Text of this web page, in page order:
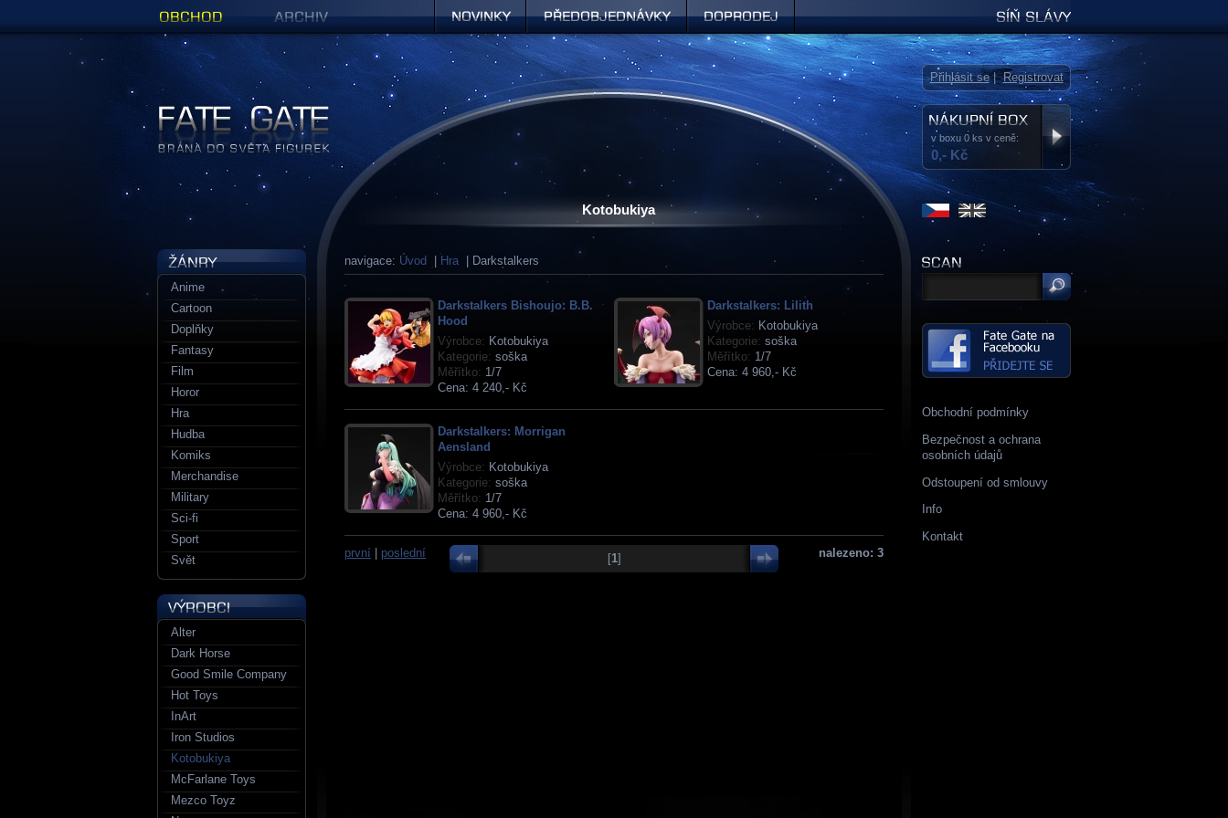
Kotobukiya
navigace: Úvod Hra | Darkstalkers
Darkstalkers Bishoujo: B.B.
Hood
Výrobce: Kotobukiya
Kategorie: soška
Měřítko: 1/7
Cena: 4 240,- Kč
Darkstalkers: Lilith
Výrobce: Kotobukiya
Kategorie: soška
Měřítko: 1/7
Cena: 4 960,- Kč
Darkstalkers: Morrigan
Aensland
Výrobce: Kotobukiya
Kategorie: soška
Měřítko: 1/7
Cena: 4 960,- Kč
první poslední nalezeno: 3
[1]
Obchodní podmínky
Bezpečnost a ochrana
osobních údajů
Odstoupení od smlouvy
Info
Kontakt
Anime
Cartoon
Doplňky
Fantasy
Film
Horor
Hra
Hudba
Komiks
Merchandise
Military
Sci-fi
Sport
Svět
Alter
Dark Horse
Good Smile Company
Hot Toys
InArt
Iron Studios
Kotobukiya
McFarlane Toys
Mezco Toyz
Figurky a sošky | Fate Gate
v boxu 0 ks v ceně:
0,- Kč
Přihlásit se|Registrovat
Předobjednávky Síň slávy